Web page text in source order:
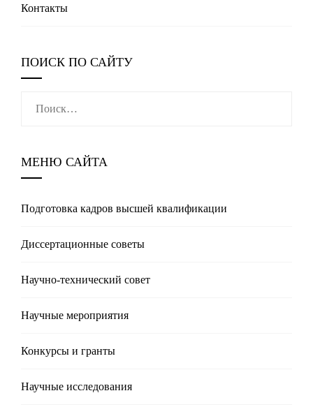
Контакты
ПОИСК ПО САЙТУ
МЕНЮ САЙТА
Подготовка кадров высшей квалификации
Диссертационные советы
Научно-технический совет
Научные мероприятия
Конкурсы и гранты
Научные исследования